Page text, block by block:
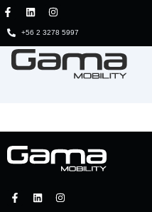
+56 2 3278 5997